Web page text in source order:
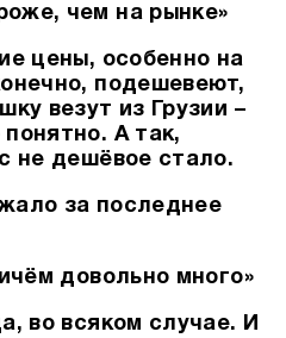
чем на рынке»
цены, особенно на
подешевеют,
везут из Грузии –
А так,
не дешёвое стало.
за последнее
довольно много»
во всяком случае. И